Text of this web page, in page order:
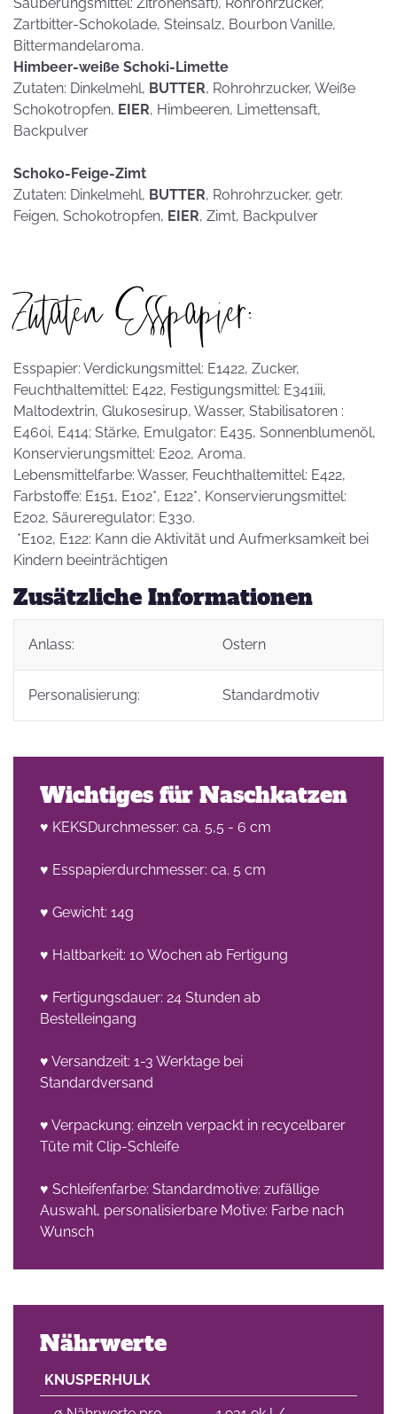
Zartbitter-Schokolade, Steinsalz, Bourbon Vanille,
Bittermandelaroma.
Himbeer-weiße Schoki-Limette
Zutaten: Dinkelmehl, BUTTER, Rohrohrzucker, Weiße
Schokotropfen, EIER, Himbeeren, Limettensaft,
Backpulver
Schoko-Feige-Zimt
Zutaten: Dinkelmehl, BUTTER, Rohrohrzucker, getr.
Feigen, Schokotropfen, EIER, Zimt, Backpulver
Zutaten Esspapier:
Esspapier: Verdickungsmittel: E1422, Zucker,
Feuchthaltemittel: E422, Festigungsmittel: E341iii,
Maltodextrin, Glukosesirup, Wasser, Stabilisatoren :
E460i, E414; Stärke, Emulgator: E435, Sonnenblumenöl,
Konservierungsmittel: E202, Aroma.
Lebensmittelfarbe: Wasser, Feuchthaltemittel: E422,
Farbstoffe: E151, E102*, E122*, Konservierungsmittel:
E202, Säureregulator: E330.
*E102, E122: Kann die Aktivität und Aufmerksamkeit bei
Kindern beeinträchtigen
Zusätzliche Informationen
Anlass: Ostern
Personalisierung: Standardmotiv
Wichtiges für Naschkatzen
♥ KEKSDurchmesser: ca. 5,5 - 6 cm
♥ Esspapierdurchmesser: ca. 5 cm
♥ Gewicht: 14g
♥ Haltbarkeit: 10 Wochen ab Fertigung
♥ Fertigungsdauer: 24 Stunden ab
Bestelleingang
♥ Versandzeit: 1-3 Werktage bei
Standardversand
♥ Verpackung: einzeln verpackt in recycelbarer
Tüte mit Clip-Schleife
♥ Schleifenfarbe: Standardmotive: zufällige
Auswahl, personalisierbare Motive: Farbe nach
Wunsch
Nährwerte
KNUSPERHULK